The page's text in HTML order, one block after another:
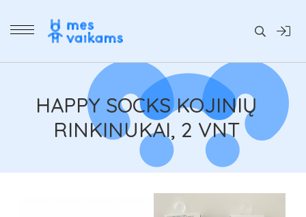
Daiktai
HAPPY SOCKS KOJINIŲ
RINKINUKAI, 2 VNT